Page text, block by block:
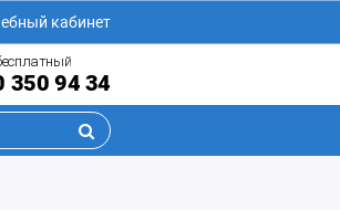
кабинет
350 94 34